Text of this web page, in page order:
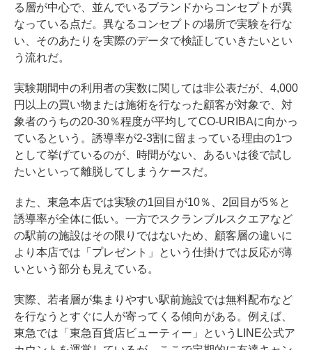
る層が中心で、並んでいるブランドからコンセプトが異
なっている点だ。異なるコンセプトの場所で実験を行な
い、そのあたりを実際のデータで検証していきたいとい
う流れだ。
実験期間中の利用者の実数に関しては非公表だが、4,000
円以上の買い物または施術を行なった顧客が対象で、対
象者のうちの20-30％程度が平均してCO-URIBAに向かっ
ているという。誘導率が2-3割に留まっている理由の1つ
として挙げているのが、時間がない、あるいは後で試し
たいといって離脱してしまうケースだ。
また、東急本店では実験の1回目が10％、2回目が5％と
誘導率が全体に低い。一方でスクランブルスクエアなど
の駅前の施設はその限りではないため、顧客層の違いに
より本店では「プレゼント」という仕掛けでは反応が薄
いという部分も見えている。
実際、若者層が集まりやすい駅前施設では無料配布など
を行なうとすぐに人が寄ってくる傾向がある。例えば、
東急では「東急百貨店ビューティー」というLINE公式ア